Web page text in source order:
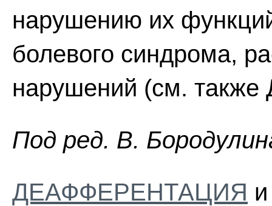
нарушению их
болевого синдрома,
нарушений (см. также
Пoд peд. B.
ДЕАФФЕРЕНТАЦИЯ